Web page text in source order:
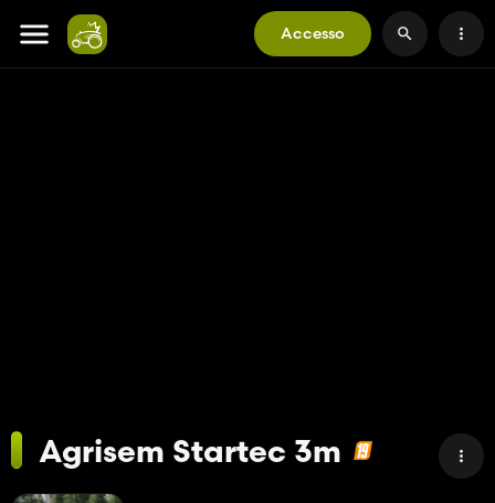
Accesso
Agrisem Startec 3m